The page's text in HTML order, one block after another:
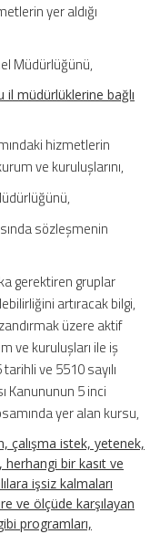
yer aldığı
Müdürlüğünü,
il müdürlüklerine bağlı
hizmetlerin
ve kuruluşlarını,
sözleşmenin
gerektiren gruplar
artıracak bilgi,
üzere aktif
ve kuruluşları ile iş
ve 5510 sayılı
Kanununun 5 inci
yer alan kursu,
çalışma istek, yetenek,
herhangi bir kasıt ve
işsiz kalmaları
ve ölçüde karşılayan
programları,